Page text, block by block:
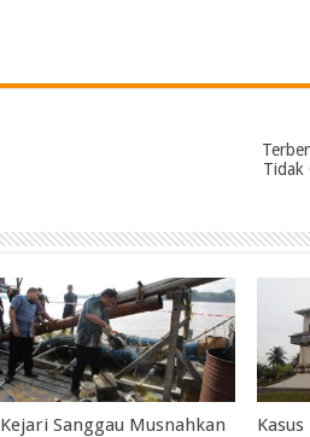
Tidak
Kejari Sanggau Musnahkan